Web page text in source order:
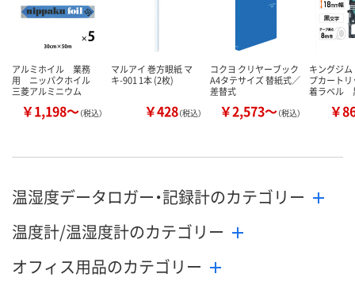
アルミホイル 業務
用 ニッパクホイル
三菱アルミニウム
￥1,198～（税込）
マルアイ 巻方眼紙 マ
キ-901 1本 (2枚)
￥428（税込）
コクヨ クリヤーブック
A4タテサイズ 替紙式／
差替式
￥2,573～（税込）
キングジ
プカート
着ラベル
￥
温湿度データロガー・記録計のカテゴリー
温度計/温湿度計のカテゴリー
オフィス用品のカテゴリー